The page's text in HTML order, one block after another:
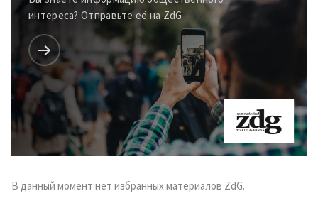
интереса? Отправьте её на ZdG
В данный момент нет избранных материалов ZdG.